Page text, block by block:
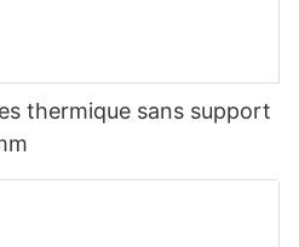
thermique sans support